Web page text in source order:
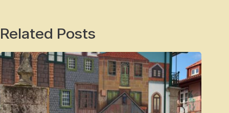
Related Posts